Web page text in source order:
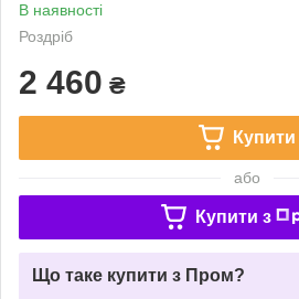
В наявності
Роздріб
2 460 ₴
Купити
або
Купити з
Що таке купити з Пром?